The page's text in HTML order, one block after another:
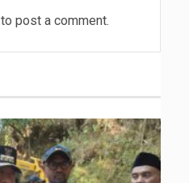
to post a comment.